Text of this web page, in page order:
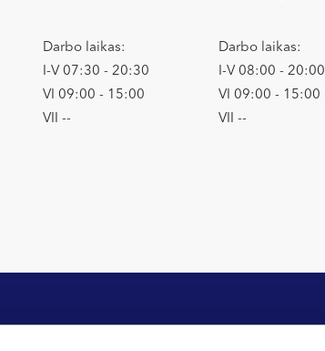
Darbo laikas:
I-V 07:30 - 20:30
VI 09:00 - 15:00
VII --
Darbo laikas:
I-V 08:00 - 20:00
VI 09:00 - 15:00
VII --